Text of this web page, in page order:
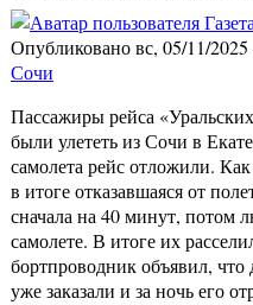
Опубликовано вс, 05/11/2025
Сочи
Пассажиры рейса
были улететь из Сочи в
самолета рейс отложили.
в итоге отказавшаяся от
сначала на 40 минут, потом
самолете. В итоге их
бортпроводник объявил, что
уже заказали и за ночь его